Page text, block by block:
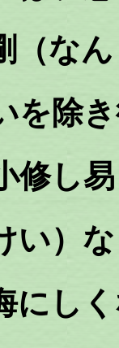
（な
を除
修し
い）
にし